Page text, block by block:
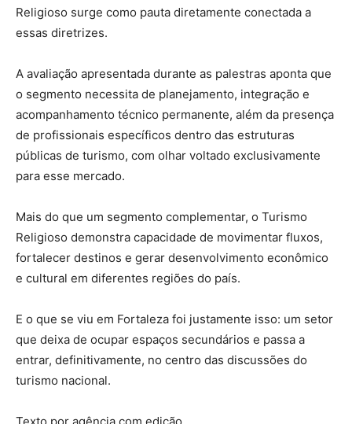
Religioso surge como pauta diretamente conectada a
essas diretrizes.
A avaliação apresentada durante as palestras aponta que
o segmento necessita de planejamento, integração e
acompanhamento técnico permanente, além da presença
de profissionais específicos dentro das estruturas
públicas de turismo, com olhar voltado exclusivamente
para esse mercado.
Mais do que um segmento complementar, o Turismo
Religioso demonstra capacidade de movimentar fluxos,
fortalecer destinos e gerar desenvolvimento econômico
e cultural em diferentes regiões do país.
E o que se viu em Fortaleza foi justamente isso: um setor
que deixa de ocupar espaços secundários e passa a
entrar, definitivamente, no centro das discussões do
turismo nacional.